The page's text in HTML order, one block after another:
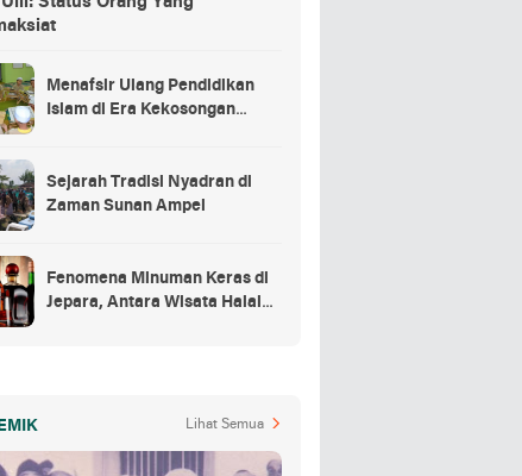
Menafsir Ulang Pendidikan
Islam di Era Kekosongan
Sejarah Tradisi Nyadran di
Zaman Sunan Ampel
Fenomena Minuman Keras di
Jepara, Antara Wisata Halal
Lihat Semua